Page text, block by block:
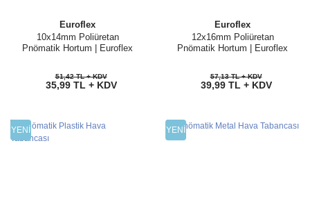
Euroflex
10x14mm Poliüretan
Pnömatik Hortum | Euroflex
51,42 TL + KDV
35,99 TL + KDV
Euroflex
12x16mm Poliüretan
Pnömatik Hortum | Euroflex
57,13 TL + KDV
39,99 TL + KDV
YENİ YENİ